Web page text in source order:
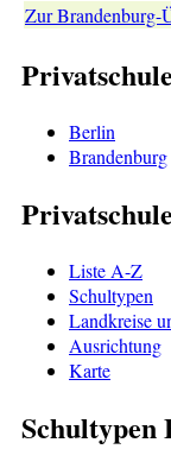
Zur Brandenburg-
Berlin
Brandenburg
Liste A-Z
Schultypen
Landkreise
Ausrichtung
Karte
Schultypen